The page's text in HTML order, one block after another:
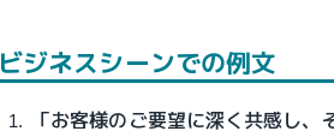
ビジネスシーンでの例文
「お客様のご要望に深く共感し、